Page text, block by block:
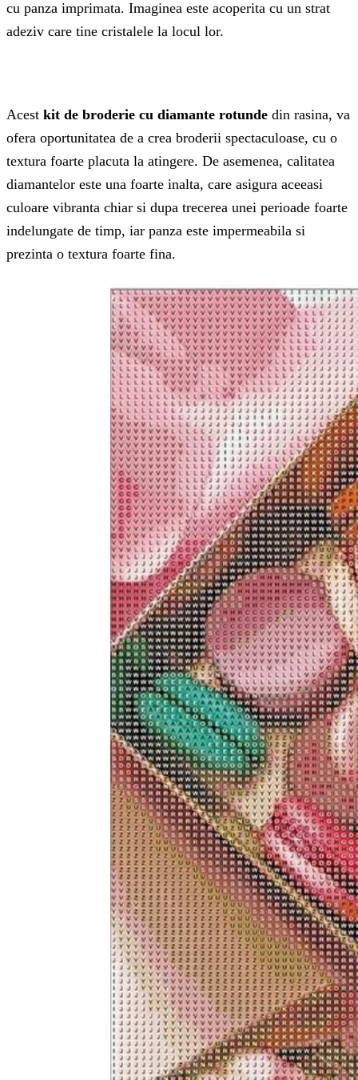
cu panza imprimata. Imaginea este acoperita cu un strat
adeziv care tine cristalele la locul lor.
Acest kit de broderie cu diamante rotunde din rasina, va
ofera oportunitatea de a crea broderii spectaculoase, cu o
textura foarte placuta la atingere. De asemenea, calitatea
diamantelor este una foarte inalta, care asigura aceeasi
culoare vibranta chiar si dupa trecerea unei perioade foarte
indelungate de timp, iar panza este impermeabila si
prezinta o textura foarte fina.